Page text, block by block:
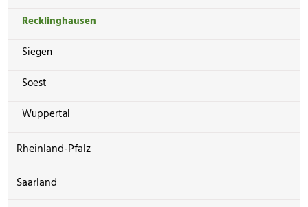
Recklinghausen
Siegen
Soest
Wuppertal
Rheinland-Pfalz
Saarland